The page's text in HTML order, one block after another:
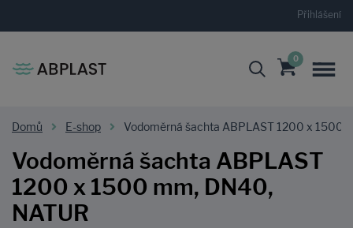
Přihlášení
0
Domů E-shop Vodoměrná šachta ABPLAST 1200 x 1500
Vodoměrná šachta ABPLAST
1200 x 1500 mm, DN40,
NATUR